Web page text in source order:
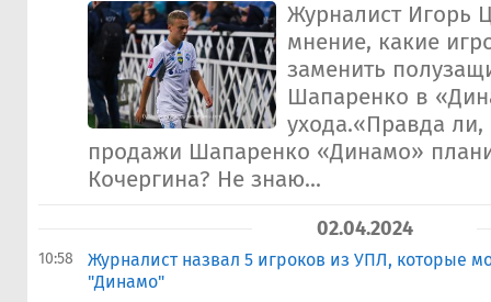
Журналист Игорь
мнение, какие
заменить
Шапаренко в
ухода.«Правда ли,
продажи Шапаренко «Динамо»
Кочергина? Не знаю...
02.04.2024
10:58
Журналист назвал 5 игроков из УПЛ, которые
"Динамо"